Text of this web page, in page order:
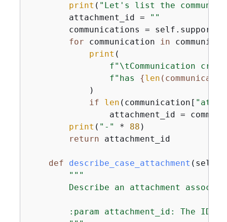
print ( "Let's list the
        attachment_id =
""
communications =
for communication in
print (
f"\tCommunication
f"has {len
            )
if
len (communication[
attachment_id =
print ( "-" * 88 )
return attachment_id
def describe_case_attachment ( self,
"""
Describe an attachment
:param attachment_id: The ID